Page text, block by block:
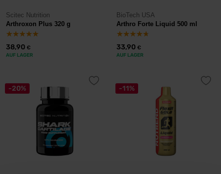
Scitec Nutrition
Arthroxon Plus 320 g
38,90 €
AUF LAGER
BioTech USA
Arthro Forte Liquid 500 ml
33,90 €
AUF LAGER
-20% -11%